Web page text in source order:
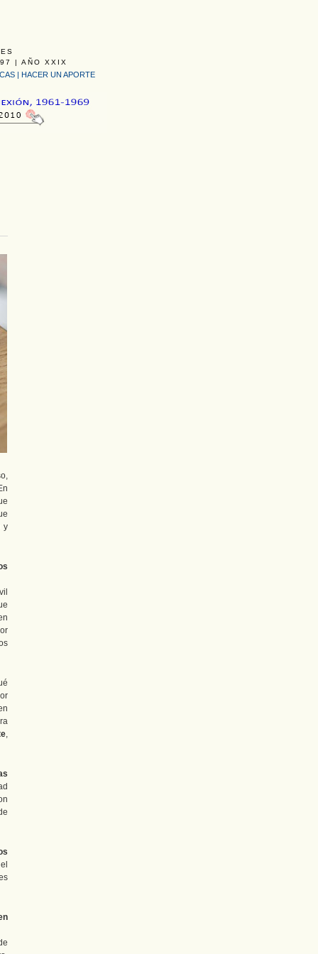
| AÑO XXIX
| HACER UN APORTE
y
,